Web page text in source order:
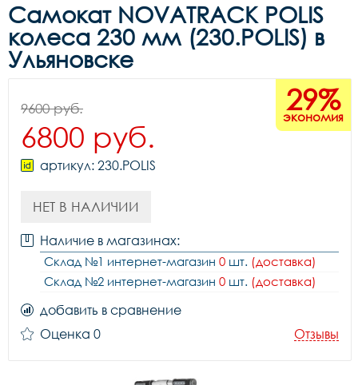
Самокат NOVATRACK POLIS
колеса 230 мм (230.POLIS) в
Ульяновске
29%
экономия
9600 руб.
6800 руб.
артикул: 230.POLIS
НЕТ В НАЛИЧИИ
Наличие в магазинах:
Склад №1 интернет-магазин 0 шт. (доставка)
Склад №2 интернет-магазин 0 шт. (доставка)
добавить в сравнение
Оценка 0
Отзывы